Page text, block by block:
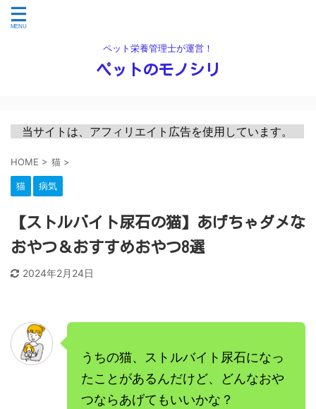
ペット栄養管理士が運営！
ペットのモノシリ
当サイトは、アフィリエイト広告を使用しています。
HOME > 猫 >
猫 病気
【ストルバイト尿石の猫】あげちゃダメな
おやつ＆おすすめおやつ8選
2024年2月24日
うちの猫、ストルバイト尿石になっ
たことがあるんだけど、どんなおや
つならあげてもいいかな？